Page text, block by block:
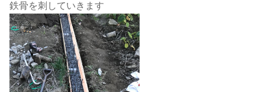
鉄骨を刺していきます